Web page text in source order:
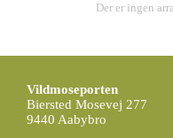
Der er ingen
Vildmoseporten
Biersted Mosevej 277
9440 Aabybro